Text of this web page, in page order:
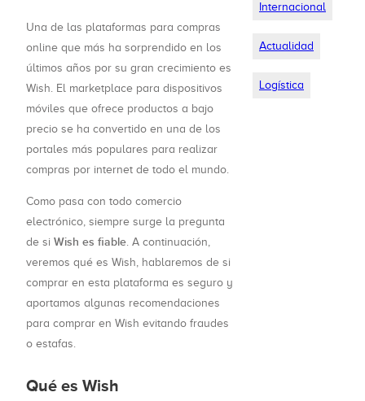
Una de las plataformas para compras
online que más ha sorprendido en los
últimos años por su gran crecimiento es
Wish. El marketplace para dispositivos
móviles que ofrece productos a bajo
precio se ha convertido en una de los
portales más populares para realizar
compras por internet de todo el mundo.
Como pasa con todo comercio
electrónico, siempre surge la pregunta
de si Wish es fiable. A continuación,
veremos qué es Wish, hablaremos de si
comprar en esta plataforma es seguro y
aportamos algunas recomendaciones
para comprar en Wish evitando fraudes
o estafas.
Qué es Wish
Internacional
Actualidad
Logística